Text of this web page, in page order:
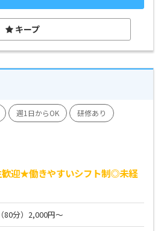
キープ
週1日からOK
研修あり
歓迎★働きやすいシフト制◎未経
80分）2,000円～